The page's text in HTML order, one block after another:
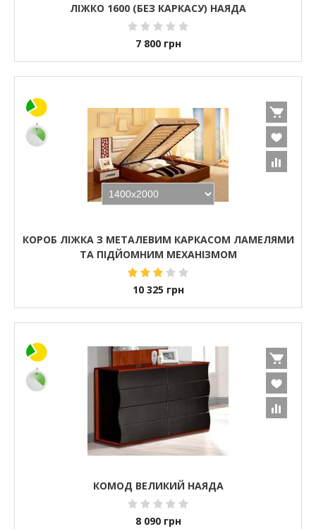
ЛІЖКО 1600 (БЕЗ КАРКАСУ) НАЯДА
7 800 грн
КОРОБ ЛІЖКА З МЕТАЛЕВИМ КАРКАСОМ ЛАМЕЛЯМИ
ТА ПІДЙОМНИМ МЕХАНІЗМОМ
10 325 грн
КОМОД ВЕЛИКИЙ НАЯДА
8 090 грн